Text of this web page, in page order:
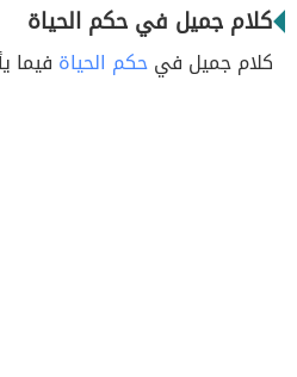
كلام جميل في حكم الحياة
كلام جميل فيحكم الحياة فيما